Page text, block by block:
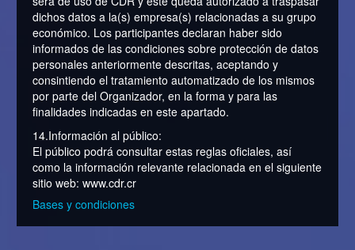
dichos datos a la(s) empresa(s) relacionadas a su grupo
económico. Los participantes declaran haber sido
informados de las condiciones sobre protección de datos
personales anteriormente descritas, aceptando y
consintiendo el tratamiento automatizado de los mismos
por parte del Organizador, en la forma y para las
finalidades indicadas en este apartado.
14.Información al público:
El público podrá consultar estas reglas oficiales, así
como la información relevante relacionada en el siguiente
sitio web: www.cdr.cr
Bases y condiciones